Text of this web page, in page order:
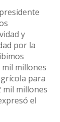
y
por la
millones
para
mil millones
el